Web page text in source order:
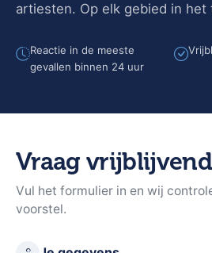
artiesten. Op elk gebied in
Reactie in de meeste
gevallen binnen 24 uur
Vraag
Vul het formulier in en wij
voorstel.